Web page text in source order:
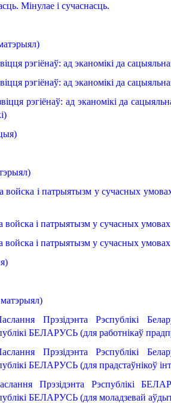
Мінулае і сучаснасць.
)
рэгіёнаў: ад эканомікі да
рэгіёнаў: ад эканомікі да
рэгіёнаў: ад эканомікі да
)
)
войска і патрыятызм у сучасных
войска і патрыятызм у сучасных
войска і патрыятызм у сучасных
Прэзідэнта
Рэспублікі
БЕЛАРУСЬ (для работнікаў
Прэзідэнта
Рэспублікі
БЕЛАРУСЬ (для прадстаўнікоў
Прэзідэнта
Рэспублікі
БЕЛАРУСЬ (для моладзевай